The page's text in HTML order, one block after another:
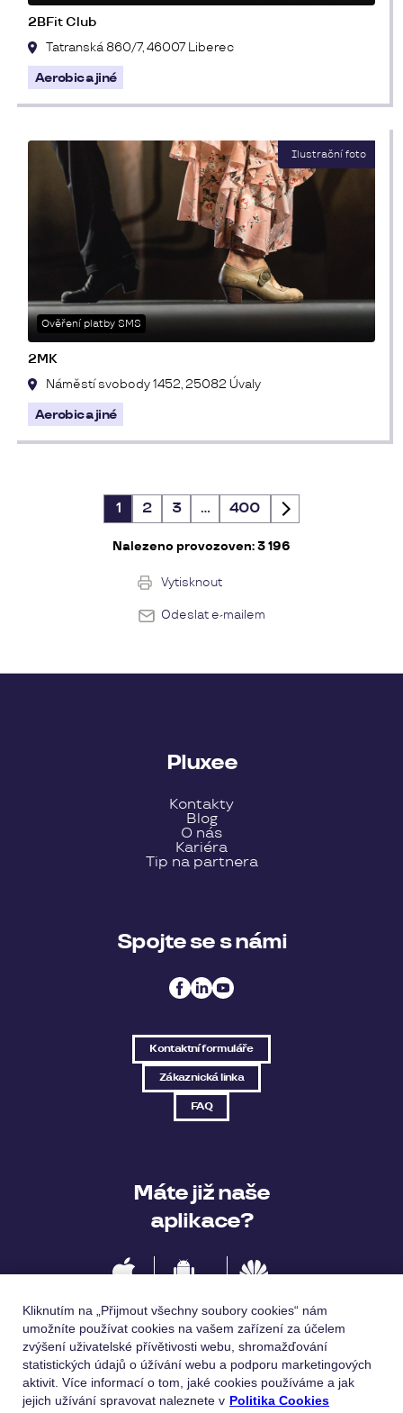
2BFit Club
Tatranská 860/7, 46007 Liberec
Aerobic a jiné
Ověření platby SMS
2MK
Náměstí svobody 1452, 25082 Úvaly
Aerobic a jiné
1 2 3 … 400
Nalezeno provozoven:3 196
Vytisknout
Odeslat e-mailem
Pluxee
Kontakty
Blog
O nás
Kariéra
Tip na partnera
Spojte se s námi
Kontaktní formuláře
Zákaznická linka
FAQ
Máte již naše
aplikace?
Jazykové verze
Kliknutím na „Přijmout všechny soubory cookies“ nám
umožníte používat cookies na vašem zařízení za účelem
zvýšení uživatelské přívětivosti webu, shromažďování
statistických údajů o úžívání webu a podporu marketingových
aktivit. Více informací o tom, jaké cookies používáme a jak
jejich užívání spravovat naleznete v Politika Cookies